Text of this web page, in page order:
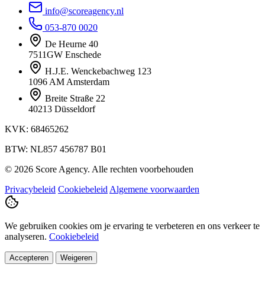
info@scoreagency.nl
053-870 0020
De Heurne 40
7511GW Enschede
H.J.E. Wenckebachweg 123
1096 AM Amsterdam
Breite Straße 22
40213 Düsseldorf
KVK: 68465262
BTW: NL857 456787 B01
© 2026 Score Agency. Alle rechten voorbehouden
Privacybeleid Cookiebeleid Algemene voorwaarden
We gebruiken cookies om je ervaring te verbeteren en ons verkeer te
analyseren. Cookiebeleid
Accepteren Weigeren